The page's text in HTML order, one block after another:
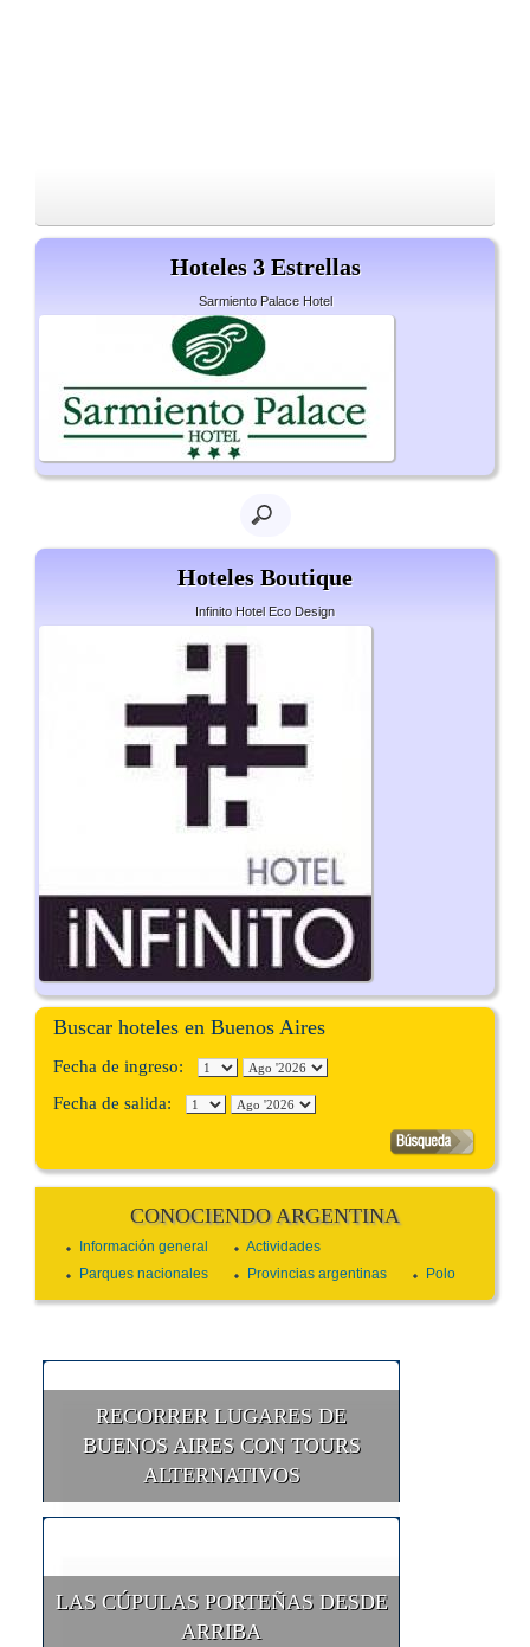
Hoteles 3 Estrellas
Sarmiento Palace Hotel
Hoteles Boutique
Infinito Hotel Eco Design
Buscar hoteles en Buenos Aires
Fecha de ingreso:
Fecha de salida:
CONOCIENDO ARGENTINA
Información general
Actividades
Parques nacionales
Provincias argentinas Polo
RECORRER LUGARES DE
BUENOS AIRES CON TOURS
ALTERNATIVOS
LAS CÚPULAS PORTEÑAS DESDE
ARRIBA